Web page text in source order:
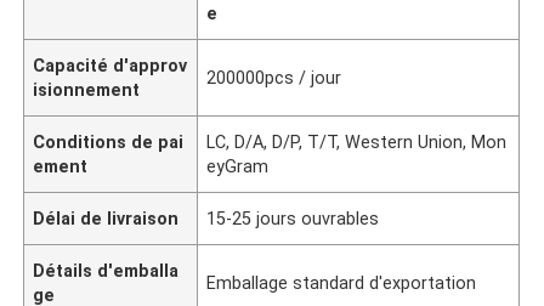
e
Capacité d'approv
isionnement
200000pcs / jour
Conditions de pai
ement
LC, D/A, D/P, T/T, Western Union, Mon
eyGram
Délai de livraison 15-25 jours ouvrables
Détails d'emballa
ge
Emballage standard d'exportation